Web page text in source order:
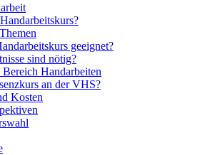
geeignet?
sind nötig?
Handarbeiten
an der VHS?
Kosten